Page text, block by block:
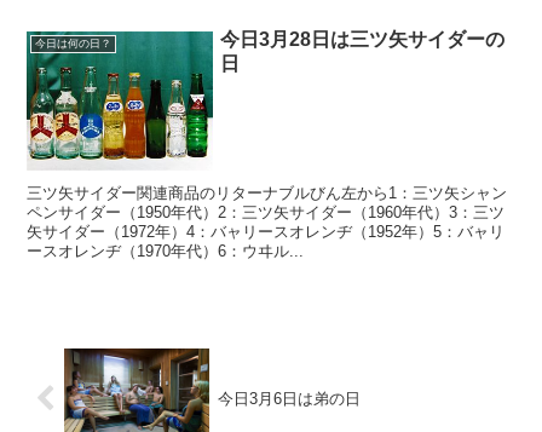
今日は何の日？
今日3月28日は三ツ矢サイダーの
日
三ツ矢サイダー関連商品のリターナブルびん左から1：三ツ矢シャン
ペンサイダー（1950年代）2：三ツ矢サイダー（1960年代）3：三ツ
矢サイダー（1972年）4：バャリースオレンヂ（1952年）5：バャリ
ースオレンヂ（1970年代）6：ウヰル...
今日3月6日は弟の日